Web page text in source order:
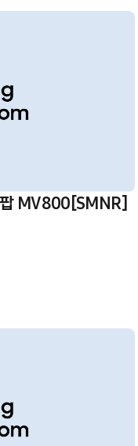
팝 MV800[SMNR]